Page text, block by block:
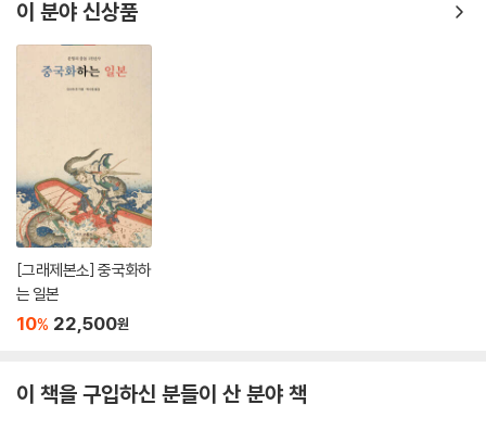
하지만 당시의 정황으로 보아 설사 형식상으로는 섭정 쇼토쿠 태자와 오오
미(大臣) 소가노 우마코가 공치(共治)하는 모양새를 취하고 있었다 하더
따라서 그 결과로 소가씨의 피를 받은 왕족은 나라(奈良) 시대의 중반에
이르기까지 중요한 위치를 점하고 있는 것이다. 즉 소가씨의 피는 황실에
면면히 이어졌다. 또 다른 한편으로는 소가씨의 피가 후지와라노 후히토
(藤原不比等)와의 결합에 의해 그 정치적 후계자로 등장한 신흥 귀족 후
지와라씨에게로 수혈되면서 그대로 이어지게 된다.
--- p.144
이 분야 신상품
[그래제본소] 중국화하
는 일본
10% 22,500원
이 책을 구입하신 분들이 산 분야 책